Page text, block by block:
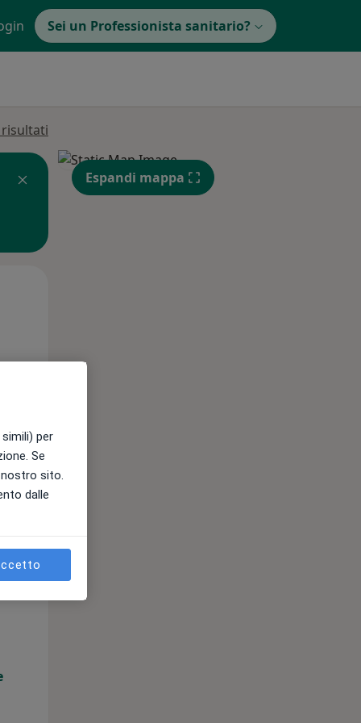
Sei un Professionista sanitario?
Espandi mappa
per
Se
sito.
dalle